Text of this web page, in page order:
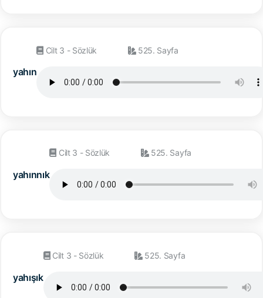
yahın
Cilt 3 - Sözlük 525. Sayfa
yahınnık
Cilt 3 - Sözlük 525. Sayfa
yahışık
Cilt 3 - Sözlük 525. Sayfa